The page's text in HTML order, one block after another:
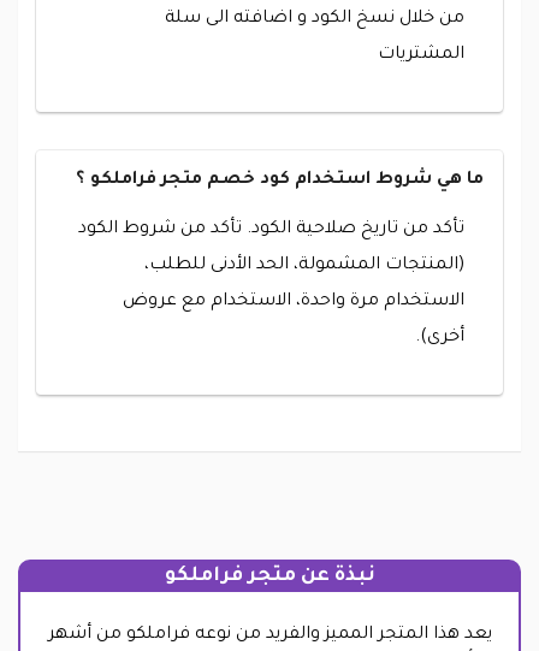
من خلال نسخ الكود و اضافته الى سلة
المشتريات
ما هي شروط استخدام كود خصم متجر فراملكو ؟
تأكد من تاريخ صلاحية الكود. تأكد من شروط الكود
(المنتجات المشمولة، الحد الأدنى للطلب،
الاستخدام مرة واحدة، الاستخدام مع عروض
أخرى).
نبذة عن متجر فراملكو
يعد هذا المتجر المميز والفريد من نوعه فراملكو من أشهر